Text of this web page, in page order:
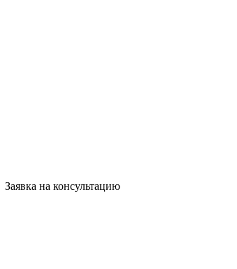
Заявка на консультацию